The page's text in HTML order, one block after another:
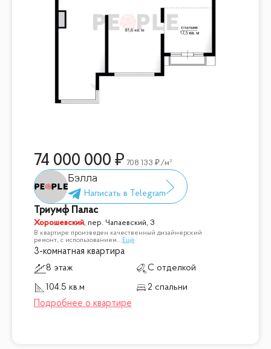
74 000 000 708 133 /м²
Бэлла
Триумф Палас
Хорошевский, пер. Чапаевский, 3
В квартире произведен качественный дизайнерский
ремонт, с использованием... Ещё
3-комнатная квартира
8 этаж
С отделкой
104.5 кв.м
2 спальни